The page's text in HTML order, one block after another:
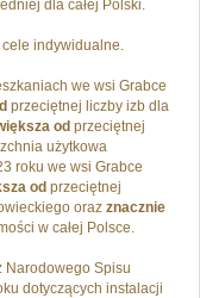
dla całej Polski.
cele indywidualne.
we wsi Grabce
przeciętnej liczby izb dla
od przeciętnej
użytkowa
roku we wsi Grabce
od przeciętnej
oraz znacznie
w całej Polsce.
Narodowego Spisu
dotyczących instalacji